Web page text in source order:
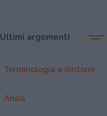
Ultimi argomenti
Terminologia e dintorni
Ansia